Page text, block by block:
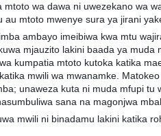
wa dawa ni uwezekano wa
mtoto mwenye sura ya jirani
ambayo imeibiwa kwa mtu
mjauzito lakini baada ya muda
kumpatia mtoto kutoka katika
mwili wa mwanamke.
unaweza kuta ni muda mfupi tu
sana na magonjwa
mwili ni binadamu lakini katika